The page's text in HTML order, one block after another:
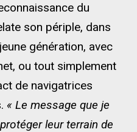
du
son périple, dans
génération, avec
ou tout simplement
de navigatrices
« Le message que je
leur terrain de